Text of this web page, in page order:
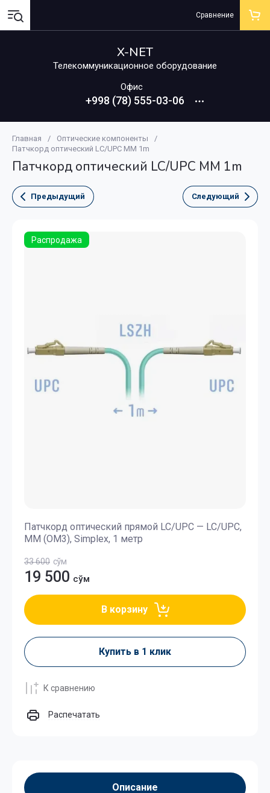
X-NET
Телекоммуникационное оборудование
Офис
+998 (78) 555-03-06
Сравнение
Главная / Оптические компоненты
/
Патчкорд оптический LC/UPC MM 1m
Патчкорд оптический LC/UPC MM 1m
Предыдущий Следующий
Распродажа
Патчкорд оптический прямой LC/UPC — LC/UPC,
МM (OM3), Simplex, 1 метр
33 600 сўм
19 500 сўм
В корзину
Купить в 1 клик
К сравнению
Распечатать
Описание